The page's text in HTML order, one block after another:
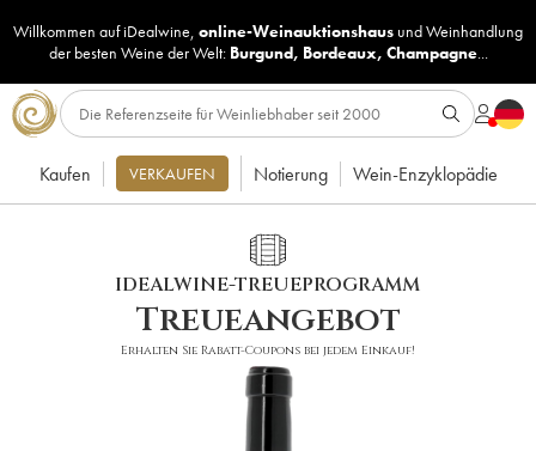
Willkommen auf iDealwine, online-Weinauktionshaus undWeinhandlung
der besten Weine der Welt: Burgund, Bordeaux, Champagne...
Kaufen VERKAUFEN Notierung Wein-Enzyklopädie
IDEALWINE-TREUEPROGRAMM
Treueangebot
Erhalten Sie Rabatt-Coupons bei jedem Einkauf!